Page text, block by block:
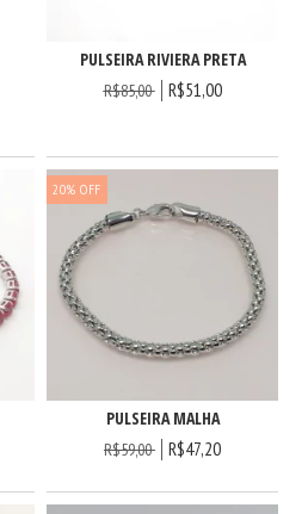
PULSEIRA RIVIERA PRETA
R$85,00 R$51,00
20% OFF
PULSEIRA MALHA
R$59,00 R$47,20